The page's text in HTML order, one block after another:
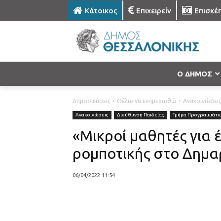
Κάτοικος Επιχειρείν
Ο ΔΗΜΟΣ
Δημοσιεύσεις Θέλω να ενημερωθώ Ανακοινώσεις
Ανακοινώσεις Διεύθυνση Παιδείας Τμήμα
«Μικροί μαθητές για
ρομποτικής στο
06/04/2022 11:54